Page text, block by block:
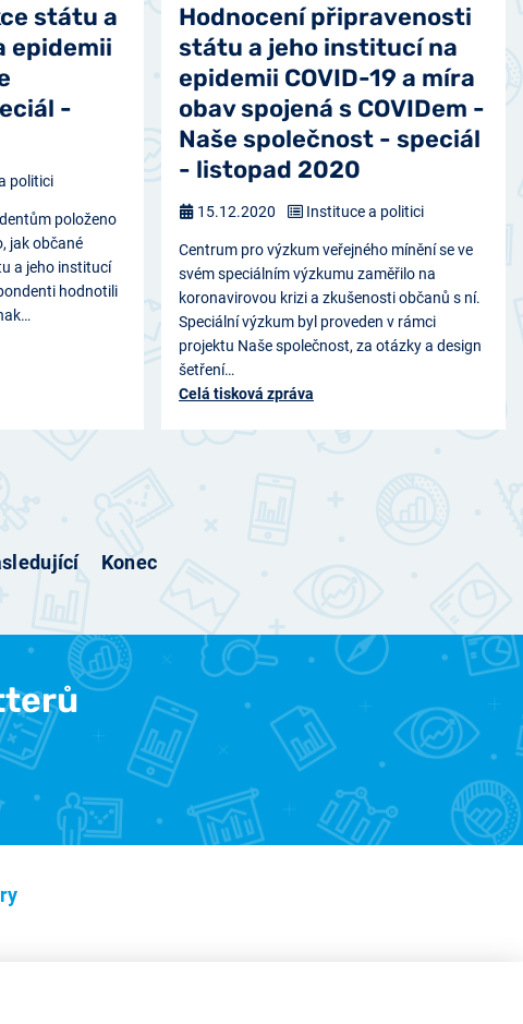
státu a
epidemii
-
položeno
jak občané
a jeho institucí
hodnotili
politici
Hodnocení připravenosti
státu a jeho institucí na
epidemii COVID-19 a míra
obav spojená s COVIDem -
Naše společnost - speciál
- listopad 2020
Centrum pro výzkum veřejného mínění se ve
svém speciálním výzkumu zaměřilo na
koronavirovou krizi a zkušenosti občanů s ní.
Speciální výzkum byl proveden v rámci
projektu Naše společnost, za otázky a design
šetření…
Celá tisková zpráva
15.12.2020 Instituce a politici
Konec